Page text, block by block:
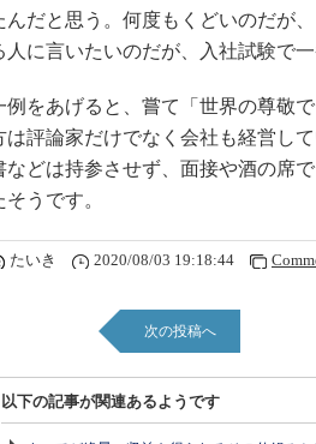
んだと思う。何度もくどいのだが
人に言いたいのだが、入社試験で
例をあげると、嘗て「世界の尊敬
は評論家だけでなく会社も経営し
などは持参させず、面接や酒の席
そうです。
たいき 2020/08/03 19:18:44
次の投稿へ
以下の記事が関連あるようです